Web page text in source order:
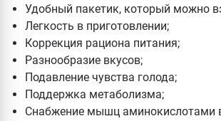
Удобный пакетик, который можно
Легкость в приготовлении;
Коррекция рациона питания;
Разнообразие вкусов;
Подавление чувства голода;
Поддержка метаболизма;
Снабжение мышц аминокислотами